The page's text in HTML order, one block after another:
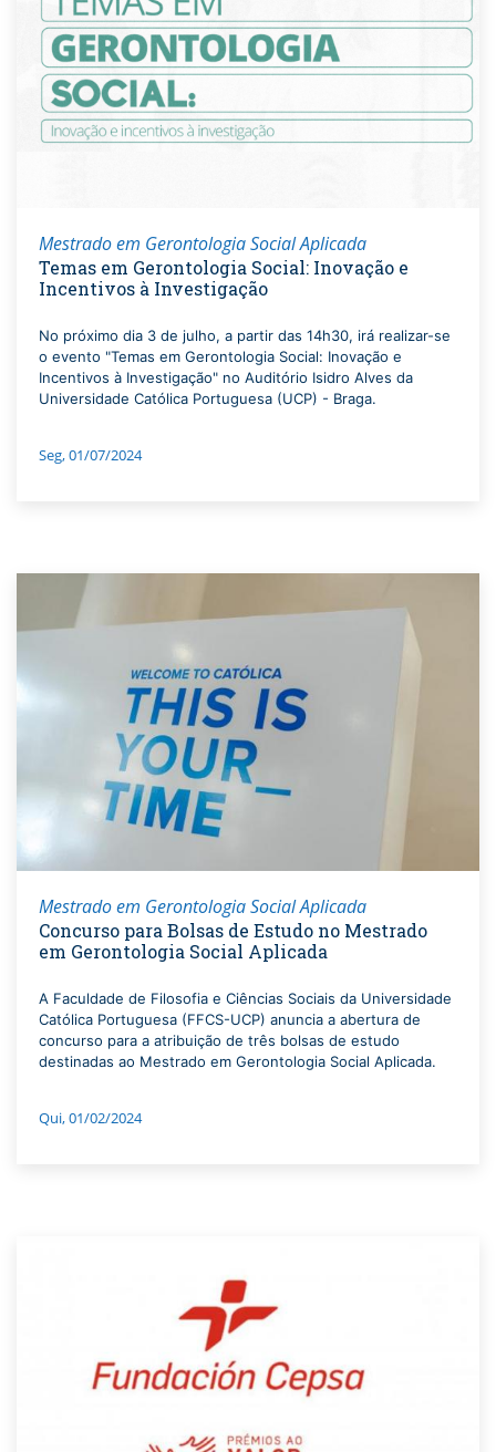
Mestrado em Gerontologia Social Aplicada
Temas em Gerontologia Social: Inovação e
Incentivos à Investigação
No próximo dia 3 de julho, a partir das 14h30, irá realizar-se
o evento "Temas em Gerontologia Social: Inovação e
Incentivos à Investigação" no Auditório Isidro Alves da
Universidade Católica Portuguesa (UCP) - Braga.
Seg, 01/07/2024
Mestrado em Gerontologia Social Aplicada
Concurso para Bolsas de Estudo no Mestrado
em Gerontologia Social Aplicada
A Faculdade de Filosofia e Ciências Sociais da Universidade
Católica Portuguesa (FFCS-UCP) anuncia a abertura de
concurso para a atribuição de três bolsas de estudo
destinadas ao Mestrado em Gerontologia Social Aplicada.
Qui, 01/02/2024